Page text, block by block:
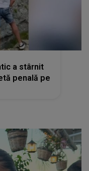
a stârnit
penală pe